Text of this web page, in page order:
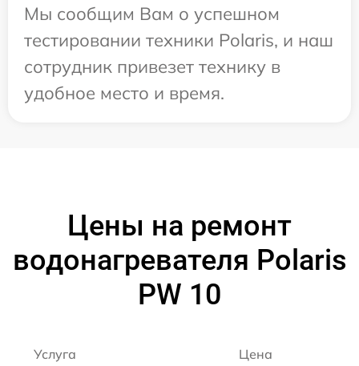
Мы сообщим Вам о успешном
тестировании техники Polaris, и наш
сотрудник привезет технику в
удобное место и время.
Цены на ремонт
водонагревателя Polaris
PW 10
Услуга Цена